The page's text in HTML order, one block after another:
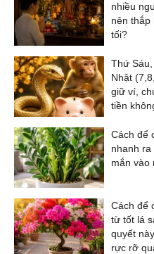
nhiều
nên thắp
tối?
Thứ
Nhật
giữ ví,
tiền
Cách để
nhanh
mắn vào
Cách để
từ tốt lá
quyết
rực rỡ